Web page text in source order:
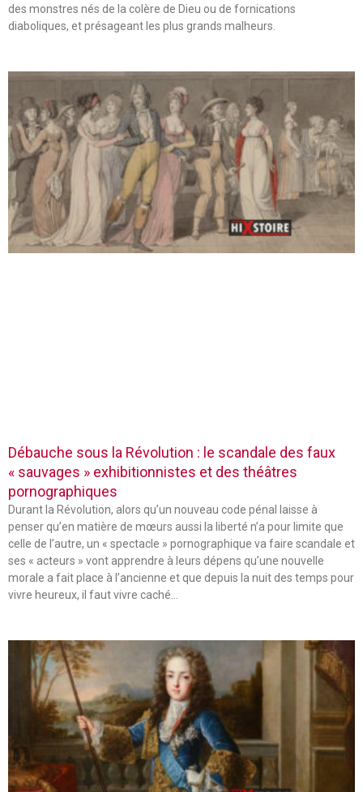
des monstres nés de la colère de Dieu ou de fornications
diaboliques, et présageant les plus grands malheurs.
Débauche sous la Révolution : le scandale des faux
« sauvages » exhibitionnistes et des théâtres
pornographiques
Durant la Révolution, alors qu’un nouveau code pénal laisse à
penser qu’en matière de mœurs aussi la liberté n’a pour limite que
celle de l’autre, un « spectacle » pornographique va faire scandale et
ses « acteurs » vont apprendre à leurs dépens qu’une nouvelle
morale a fait place à l’ancienne et que depuis la nuit des temps pour
vivre heureux, il faut vivre caché…